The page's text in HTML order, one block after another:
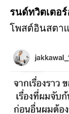
รนด์ทวิตเตอร์
โพสต์อินสตา